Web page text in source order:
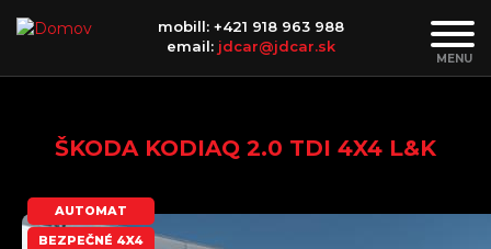
Toggle
ŠKODA KODIAQ 2.0 TDI 4X4 L&K
AUTOMAT
BEZPEČNÉ 4X4
mobill: +421 918 963 988
email: jdcar@jdcar.sk